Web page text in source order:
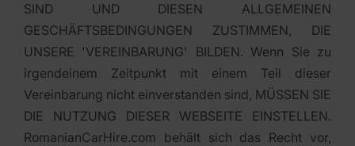
SIND UND DIESEN ALLGEMEINEN
GESCHÄFTSBEDINGUNGEN ZUSTIMMEN, DIE
UNSERE 'VEREINBARUNG' BILDEN. Wenn Sie zu
irgendeinem Zeitpunkt mit einem Teil dieser
Vereinbarung nicht einverstanden sind, MÜSSEN SIE
DIE NUTZUNG DIESER WEBSEITE EINSTELLEN.
RomanianCarHire.com behält sich das Recht vor,